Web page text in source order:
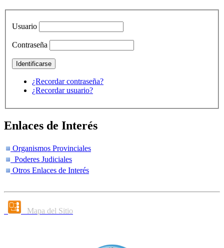
Usuario
Contraseña
¿Recordar contraseña?
¿Recordar usuario?
Enlaces de Interés
Organismos Provinciales
Poderes Judiciales
Otros Enlaces de Interés
Mapa del Sitio